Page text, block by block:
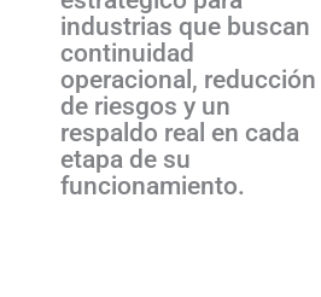
industrias que buscan
continuidad
operacional, reducción
de riesgos y un
respaldo real en cada
etapa de su
funcionamiento.